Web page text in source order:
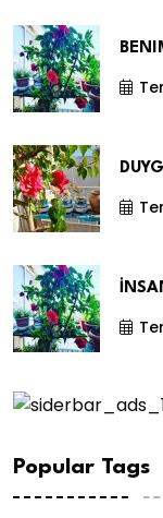
Popular Tags